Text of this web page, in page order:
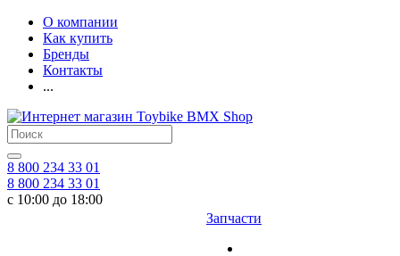
О компании
Как купить
Бренды
Контакты
...
8 800 234 33 01
8 800 234 33 01
с 10:00 до 18:00
Запчасти